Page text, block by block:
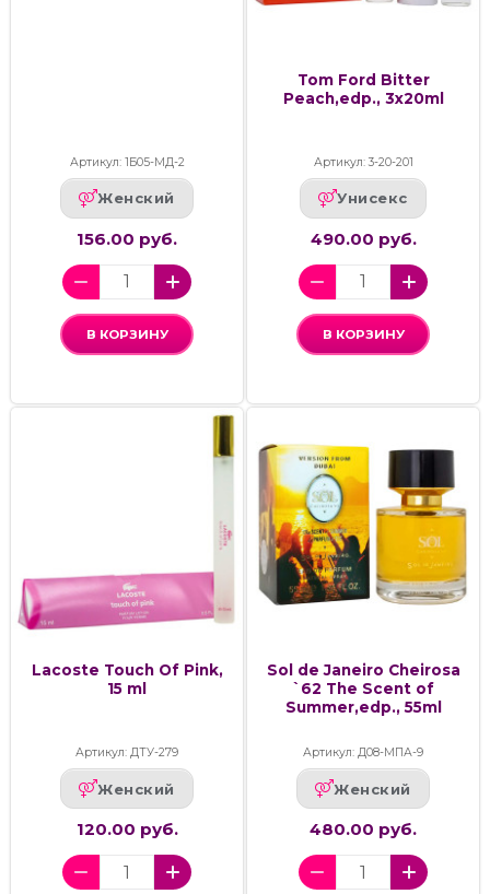
Артикул: 1Б05-МД-2
Женский
156.00 руб.
В КОРЗИНУ
Tom Ford Bitter
Peach,edp., 3x20ml
Артикул: 3-20-201
Унисекс
490.00 руб.
В КОРЗИНУ
Lacoste Touch Of Pink,
15 ml
Артикул: ДТУ-279
Женский
120.00 руб.
Sol de Janeiro Cheirosa
`62 The Scent of
Summer,edp., 55ml
Артикул: Д08-МПА-9
Женский
480.00 руб.